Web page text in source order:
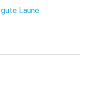
Laune